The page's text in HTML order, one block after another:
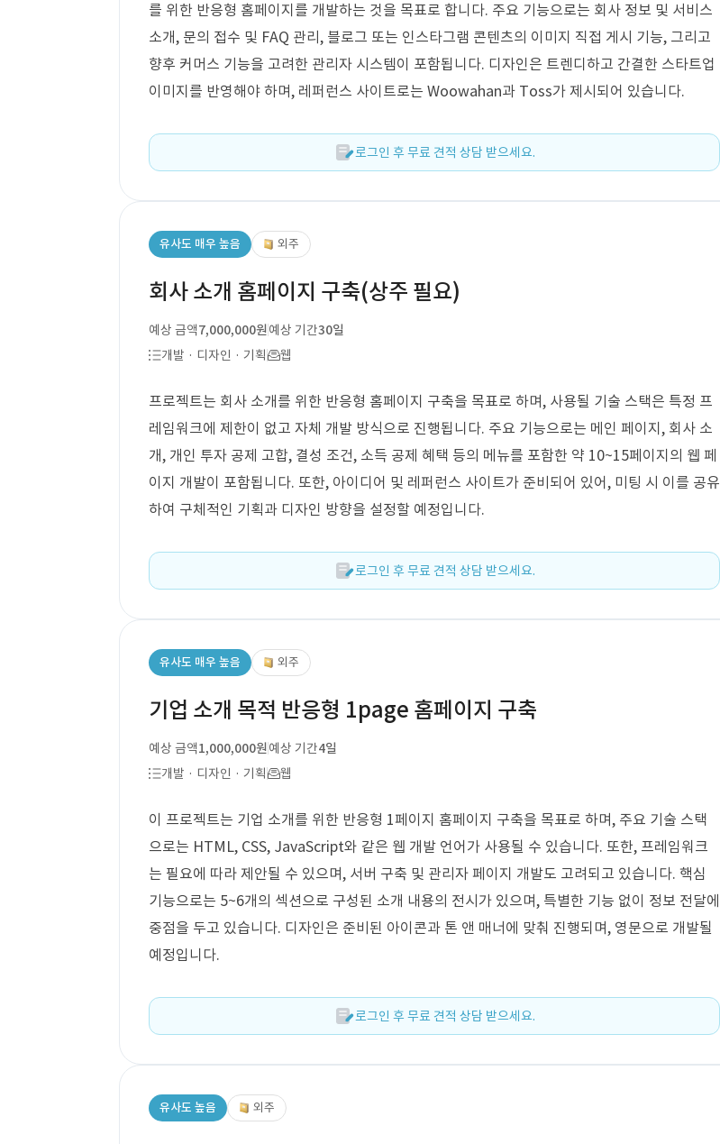
를 위한 반응형 홈페이지를 개발하는 것을 목표로 합니다. 주요 기능으로는 회사 정보 및 서비스
소개, 문의 접수 및 FAQ 관리, 블로그 또는 인스타그램 콘텐츠의 이미지 직접 게시 기능, 그리고
향후 커머스 기능을 고려한 관리자 시스템이 포함됩니다. 디자인은 트렌디하고 간결한 스타트업
이미지를 반영해야 하며, 레퍼런스 사이트로는 Woowahan과 Toss가 제시되어 있습니다.
로그인 후 무료 견적 상담 받으세요.
유사도 매우 높음 외주
회사 소개 홈페이지 구축(상주 필요)
예상 금액7,000,000원예상 기간30일
개발 · 디자인 · 기획
웹
프로젝트는 회사 소개를 위한 반응형 홈페이지 구축을 목표로 하며, 사용될 기술 스택은 특정 프
레임워크에 제한이 없고 자체 개발 방식으로 진행됩니다. 주요 기능으로는 메인 페이지, 회사 소
개, 개인 투자 공제 고합, 결성 조건, 소득 공제 혜택 등의 메뉴를 포함한 약 10~15페이지의 웹 페
이지 개발이 포함됩니다. 또한, 아이디어 및 레퍼런스 사이트가 준비되어 있어, 미팅 시 이를 공유
하여 구체적인 기획과 디자인 방향을 설정할 예정입니다.
로그인 후 무료 견적 상담 받으세요.
유사도 매우 높음 외주
기업 소개 목적 반응형 1page 홈페이지 구축
예상 금액1,000,000원예상 기간4일
개발 · 디자인 · 기획
웹
이 프로젝트는 기업 소개를 위한 반응형 1페이지 홈페이지 구축을 목표로 하며, 주요 기술 스택
으로는 HTML, CSS, JavaScript와 같은 웹 개발 언어가 사용될 수 있습니다. 또한, 프레임워크
는 필요에 따라 제안될 수 있으며, 서버 구축 및 관리자 페이지 개발도 고려되고 있습니다. 핵심
기능으로는 5~6개의 섹션으로 구성된 소개 내용의 전시가 있으며, 특별한 기능 없이 정보 전달에
중점을 두고 있습니다. 디자인은 준비된 아이콘과 톤 앤 매너에 맞춰 진행되며, 영문으로 개발될
예정입니다.
로그인 후 무료 견적 상담 받으세요.
유사도 높음 외주